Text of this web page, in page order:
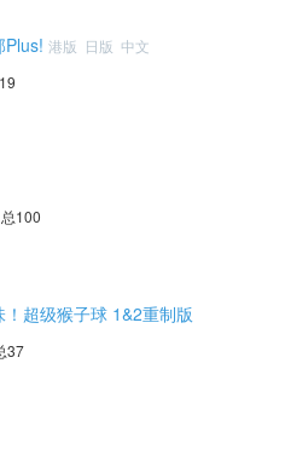
Plus! 港版 日版 中文
总100
！超级猴子球 1&2重制版
37